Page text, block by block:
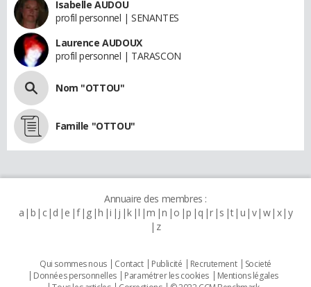
Isabelle AUDOU
profil personnel | SENANTES
Laurence AUDOUX
profil personnel | TARASCON
Nom "OTTOU"
Famille "OTTOU"
Annuaire des membres :
a b c d e f g h i j k l m n o p q r s t u v w x y
z
Qui sommes nous Contact Publicité Recrutement
Societé
Données personnelles
Paramétrer les cookies
Mentions légales